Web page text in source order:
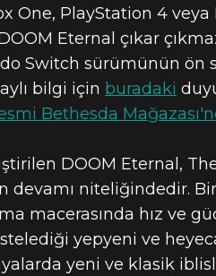
One, PlayStation 4
Eternal çıkar
Switch sürümünün ön
bilgi için buradaki
Bethesda
DOOM Eternal,
niteliğindedir.
macerasında hız ve
yepyeni ve
yeni ve klasik